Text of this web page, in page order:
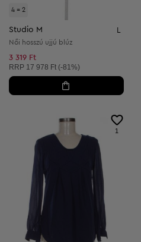
4 = 2
Studio M L
Női hosszú ujjú blúz
3 319 Ft
Ajánlott ár:
RRP 17 978 Ft (-81%)
1